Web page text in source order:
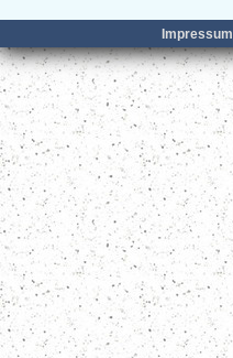
Impressum